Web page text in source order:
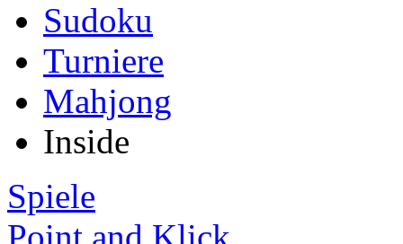
Sudoku
Turniere
Mahjong
Inside
Spiele